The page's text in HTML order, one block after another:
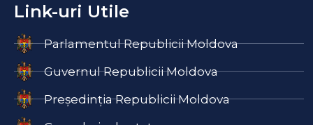
Link-uri Utile
Parlamentul Republicii Moldova
Guvernul Republicii Moldova
Președinția Republicii Moldova